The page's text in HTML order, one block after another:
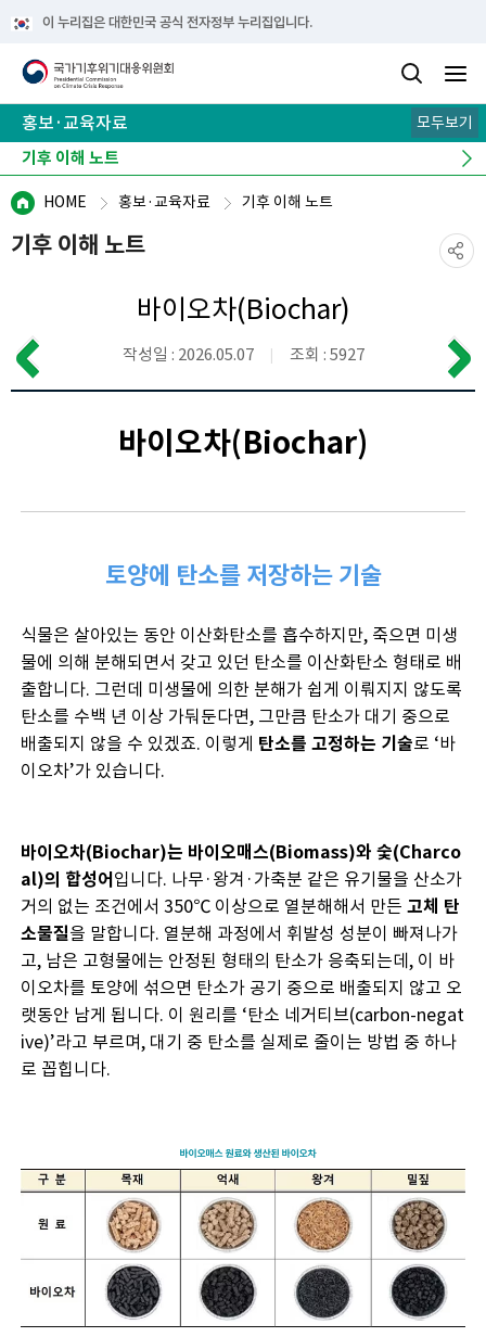
이 누리집은 대한민국 공식 전자정부 누리집입니다.
홍보·교육자료
카드뉴스
기후 이해 노트
e-book
뉴스레터
캠페인
모두보기
HOME 홍보·교육자료 기후 이해 노트
기후 이해 노트
바이오차(Biochar)
작성일 : 2026.05.07 조회 : 5927
바이오차(Biochar)
토양에 탄소를 저장하는 기술
식물은 살아있는 동안 이산화탄소를 흡수하지만, 죽으면 미생
물에 의해 분해되면서 갖고 있던 탄소를 이산화탄소 형태로 배
출합니다. 그런데 미생물에 의한 분해가 쉽게 이뤄지지 않도록
탄소를 수백 년 이상 가둬둔다면, 그만큼 탄소가 대기 중으로
배출되지 않을 수 있겠죠. 이렇게 탄소를 고정하는 기술로 ‘바
이오차’가 있습니다.
바이오차(Biochar)는 바이오매스(Biomass)와 숯(Charco
al)의 합성어 입니다. 나무·왕겨·가축분 같은 유기물을 산소가
거의 없는 조건에서 350℃ 이상으로 열분해해서 만든 고체 탄
소물질을 말합니다. 열분해 과정에서 휘발성 성분이 빠져나가
고, 남은 고형물에는 안정된 형태의 탄소가 응축되는데, 이 바
이오차를 토양에 섞으면 탄소가 공기 중으로 배출되지 않고 오
랫동안 남게 됩니다. 이 원리를 ‘탄소 네거티브(carbon-negat
ive)’라고 부르며, 대기 중 탄소를 실제로 줄이는 방법 중 하나
로 꼽힙니다.